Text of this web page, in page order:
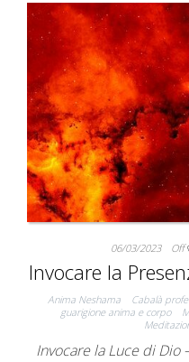
06/03/2023 Off
Invocare la
Anima Neshama Cabalà
guarigione anima e corpo
Invocare la Luce di Dio